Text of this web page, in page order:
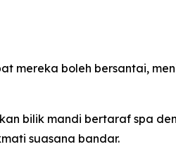
mereka boleh bersantai,
bilik mandi bertaraf spa
suasana bandar.